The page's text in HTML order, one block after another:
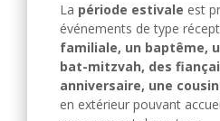
La période estivale est
événements de type
familiale, un baptême,
bat-mitzvah, des
anniversaire, une
en extérieur pouvant